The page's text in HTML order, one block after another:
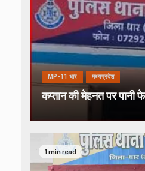
MP-11 धार मध्यप्रदेश
कप्तान की मेहनत पर पानी
1 min read